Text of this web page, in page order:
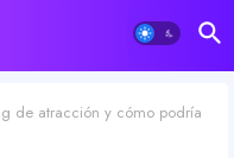
de atracción y cómo podría